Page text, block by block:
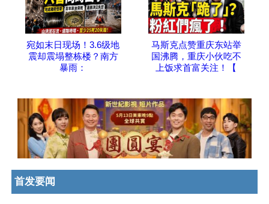
宛如末日现场！3.6级地
震却震塌整栋楼？南方
暴雨：
马斯克点赞重庆东站举
国沸腾，重庆小伙吃不
上饭求首富关注！【
首发要闻